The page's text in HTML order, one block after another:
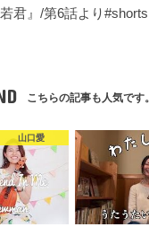
若君』/第6話より
こちらの記事も人気です。
山口愛